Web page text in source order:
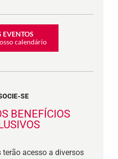
EVENTOS
calendário
SE
BENEFÍCIOS
acesso a diversos